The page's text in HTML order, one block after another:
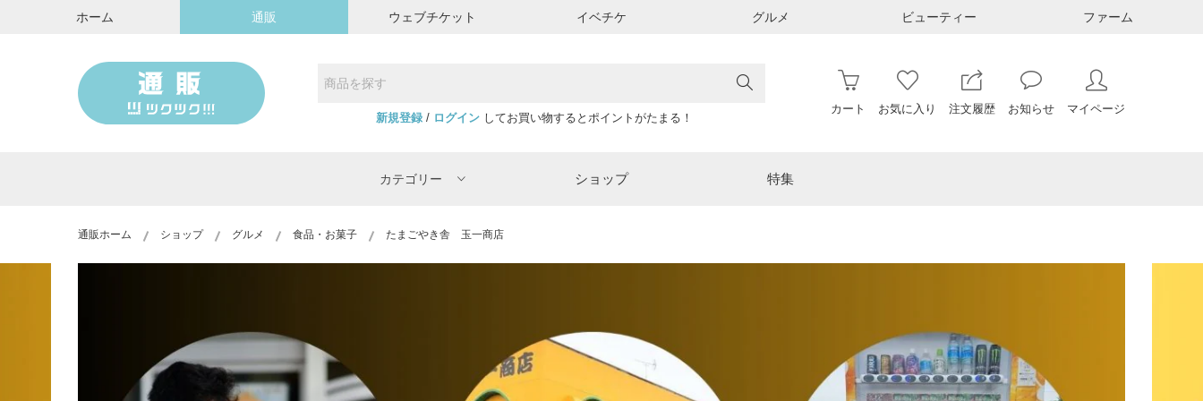
ホーム 通販 ウェブチケット イベチケ グルメ ビューティー ファーム
新規登録/ ログインしてお買い物するとポイントがたまる！
カート お気に入り 注文履歴 お知らせ マイページ
カテゴリー ショップ 特集
通販ホーム ショップ グルメ 食品・お菓子 たまごやき舎 玉一商店